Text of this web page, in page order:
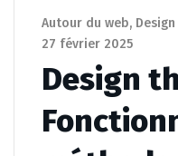
Autour du web,
27 février 2025
Design